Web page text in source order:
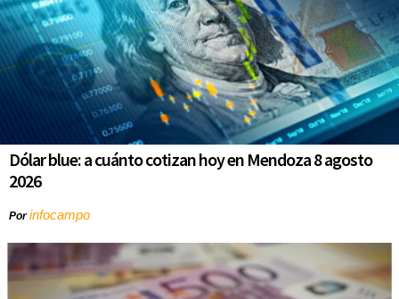
Dólar blue: a cuánto cotizan hoy en Mendoza 8 agosto
2026
Porinfocampo